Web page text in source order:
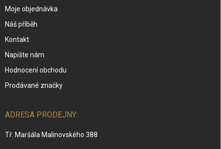
Moje objednávka
Náš příběh
Kontakt
Napište nám
Hodnocení obchodu
Prodávané značky
ADRESA PRODEJNY:
Tř. Maršála Malinovského 388